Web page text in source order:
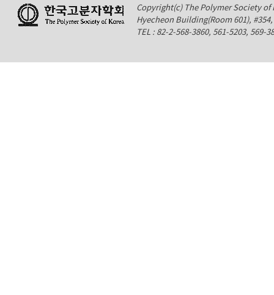
Copyright(c) The Polymer Society of
Hyecheon Building(Room 601),
TEL : 82-2-568-3860, 561-5203,